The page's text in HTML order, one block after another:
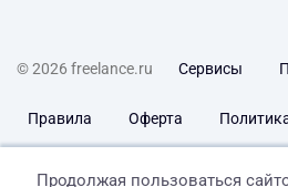
© 2026 freelance.ru Сервисы
Правила Оферта
Продолжая пользоваться